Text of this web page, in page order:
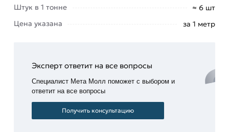
свариваемость.
монтажа.
коррозии.
При прокладке коммуникаций возможна
фиксация труб сваркой при помощи нескольких
типов соединений: стыковое, нахлесточное (для
Штук в 1 тонне
≈ 6 шт
Цена указана
за 1 метр
Эксперт ответит на все вопросы
Специалист Мета Молл поможет с выбором и
ответит на все вопросы
Получить консультацию